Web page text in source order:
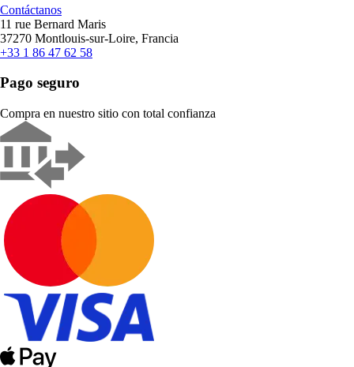
Contáctanos
11 rue Bernard Maris
37270 Montlouis-sur-Loire, Francia
+33 1 86 47 62 58
Pago seguro
Compra en nuestro sitio con total confianza